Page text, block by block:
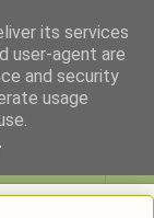
its services
user-agent are
and security
usage